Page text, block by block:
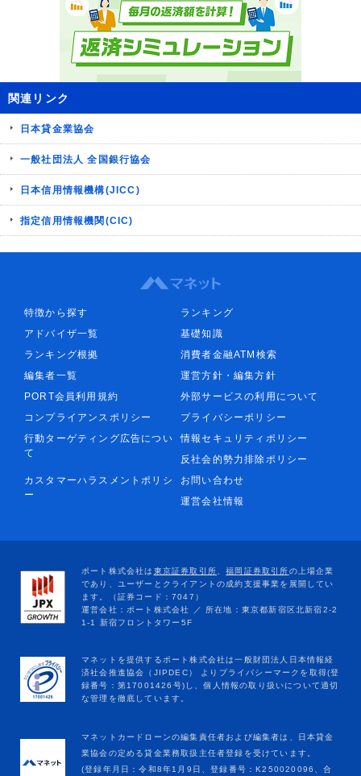
関連リンク
日本貸金業協会
一般社団法人 全国銀行協会
日本信用情報機構(JICC)
指定信用情報機関(CIC)
特徴から探す
ランキング
アドバイザ一覧
基礎知識
ランキング根拠
消費者金融ATM検索
編集者一覧
運営方針・編集方針
PORT会員利用規約
外部サービスの利用について
コンプライアンスポリシー
プライバシーポリシー
行動ターゲティング広告につい
て
情報セキュリティポリシー
反社会的勢力排除ポリシー
カスタマーハラスメントポリシ
ー
お問い合わせ
運営会社情報
マネットカードローンの編集責任者および編集者は、日本貸金
業協会の定める貸金業務取扱主任者登録を受けています。
(登録年月日：令和8年1月9日、登録番号：K250020096、合